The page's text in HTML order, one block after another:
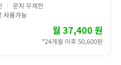
문자 무제한
사용가능
월 37,400 원
*24개월 이후 50,600원